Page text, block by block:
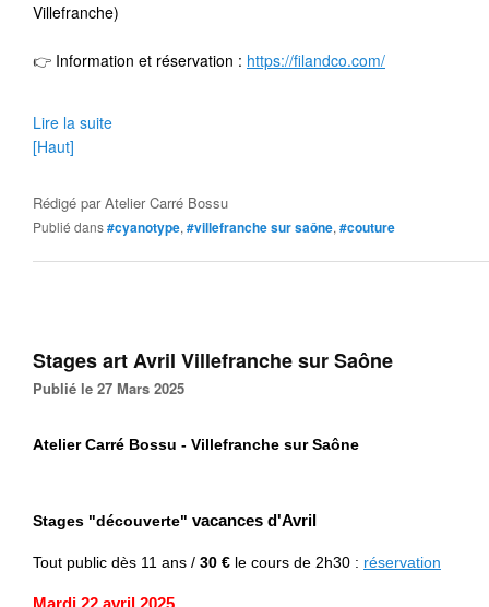
Villefranche)
👉 Information et réservation : https://filandco.com/
Lire la suite
[Haut]
Rédigé parAtelier Carré Bossu
Publié dans#cyanotype, #villefranche sur saône, #couture
Stages art Avril Villefranche sur Saône
Publié le 27 Mars 2025
Atelier Carré Bossu - Villefranche sur Saône
Stages "découverte" vacances d'Avril
Tout public dès 11 ans / 30 € le cours de 2h30 : réservation